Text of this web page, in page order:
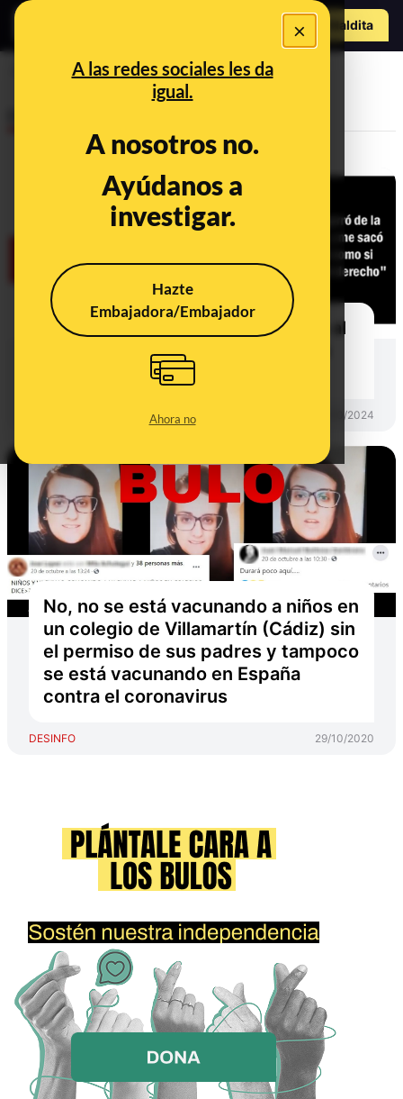
×
A las redes sociales les da
igual.
A nosotros no.
Ayúdanos a
investigar.
Hazte
Embajadora/Embajador
Ahora no
Hazte Maldita
sin permiso
No, esta mujer no ha denunciado al
hombre que la salvó de ahogarse
por tocarla sin permiso
01/10/2024
No, no se está vacunando a niños en
un colegio de Villamartín (Cádiz) sin
el permiso de sus padres y tampoco
se está vacunando en España
contra el coronavirus
DESINFO 29/10/2020